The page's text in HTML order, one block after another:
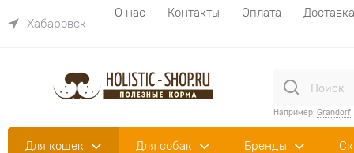
Хабаровск
О нас Контакты Оплата Доставка
Например: Grandorf
Для кошек Для собак Бренды